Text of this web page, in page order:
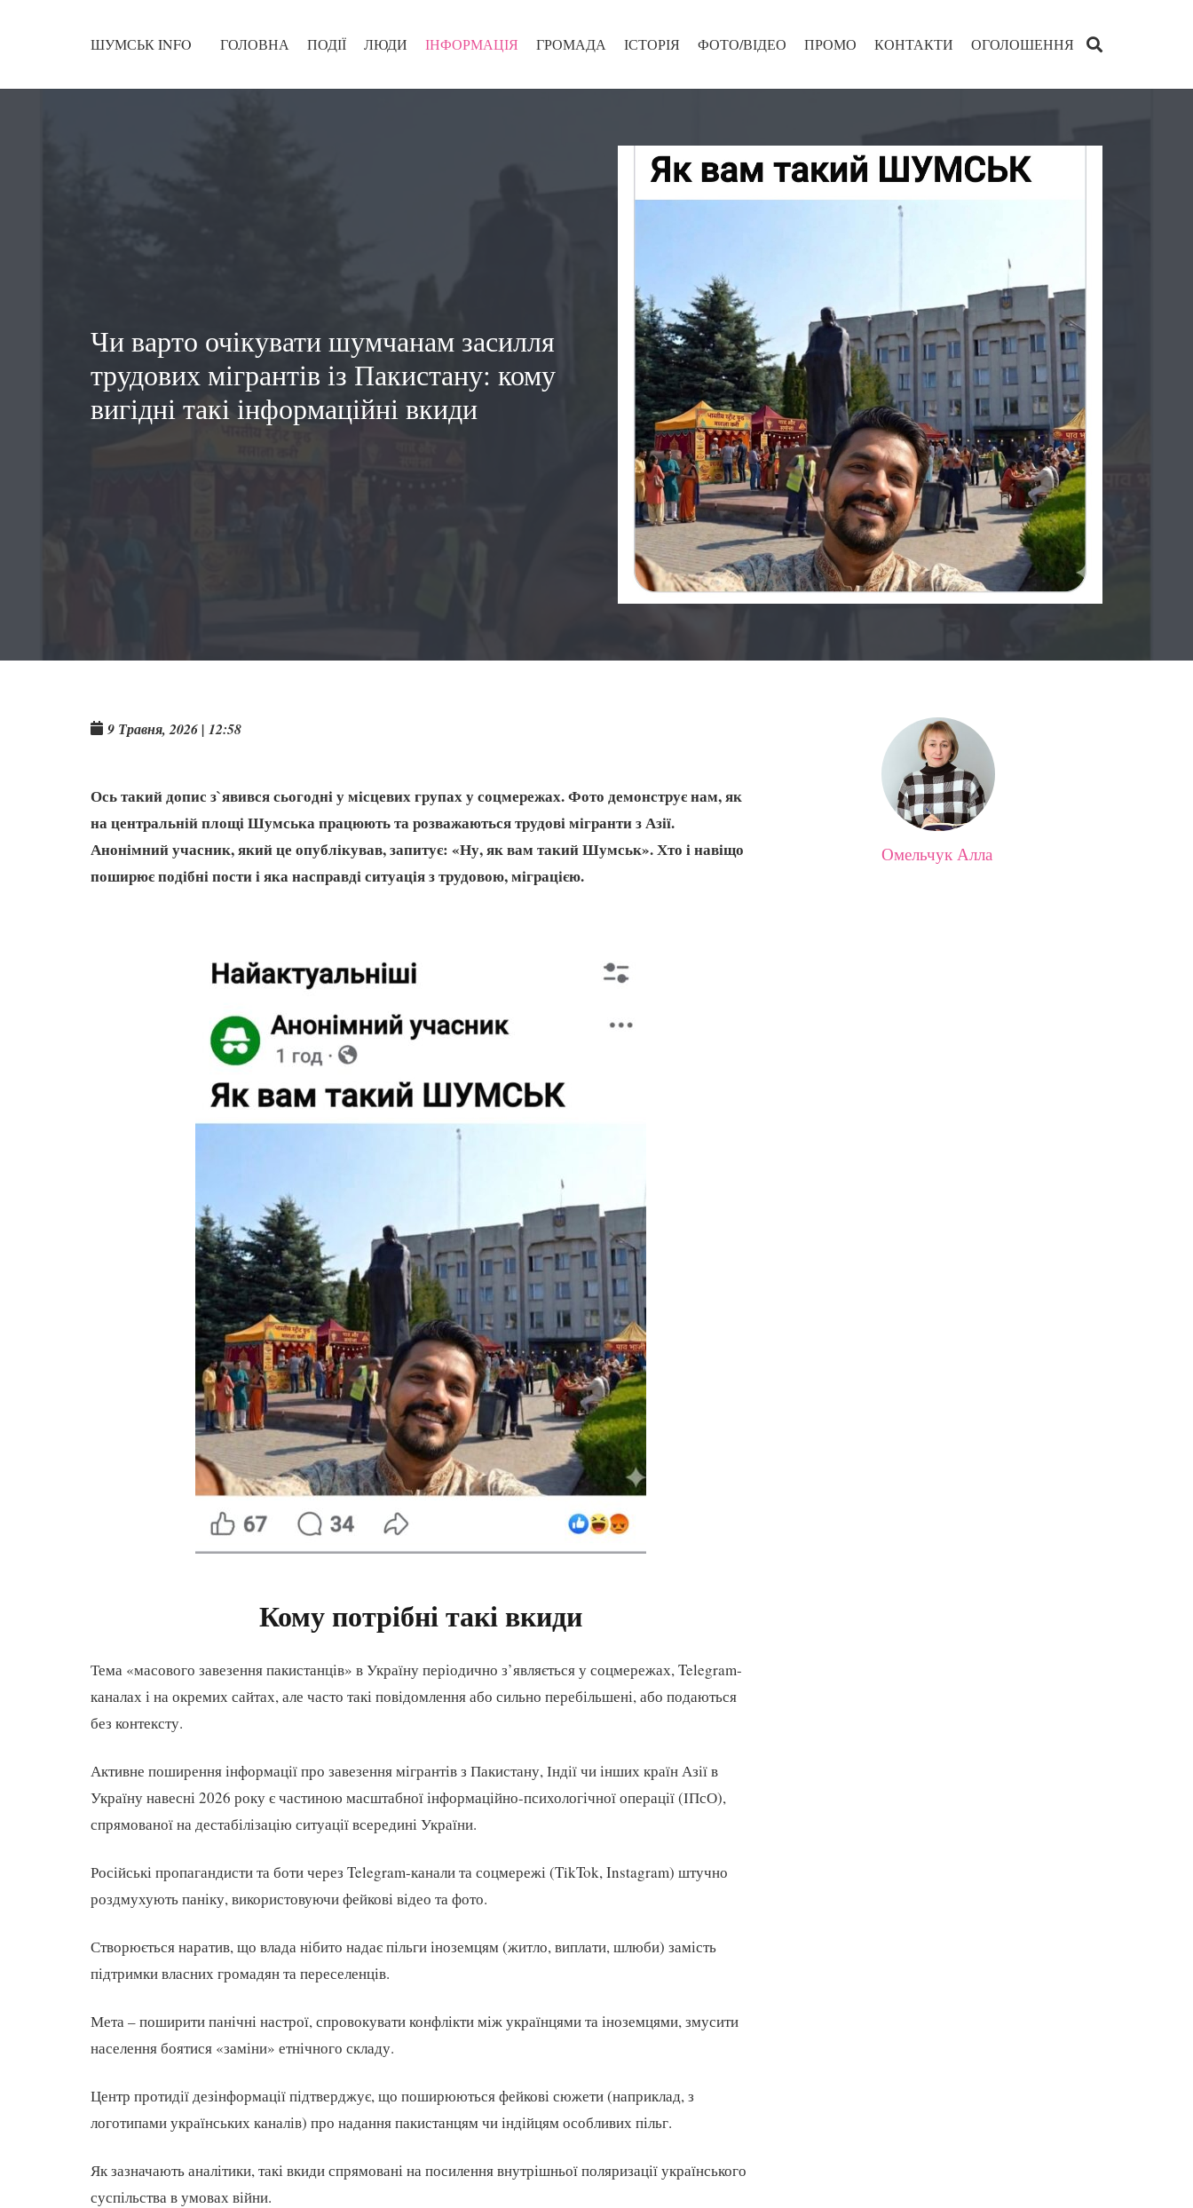
ШУМСЬК INFO ГОЛОВНА ПОДІЇ ЛЮДИ ІНФОРМАЦІЯ ГРОМАДА ІСТОРІЯ ФОТО/ВІДЕО ПРОМО КОНТАКТИ ОГОЛОШЕННЯ
Чи варто очікувати шумчанам засилля
трудових мігрантів із Пакистану: кому
вигідні такі інформаційні вкиди
9 Травня, 2026 | 12:58
Ось такий допис з`явився сьогодні у місцевих групах у соцмережах. Фото демонструє нам, як
на центральній площі Шумська працюють та розважаються трудові мігранти з Азії.
Анонімний учасник, який це опублікував, запитує: «Ну, як вам такий Шумськ». Хто і навіщо
поширює подібні пости і яка насправді ситуація з трудовою, міграцією.
Кому потрібні такі вкиди
Тема «масового завезення пакистанців» в Україну періодично з’являється у соцмережах, Telegram-
каналах і на окремих сайтах, але часто такі повідомлення або сильно перебільшені, або подаються
без контексту.
Активне поширення інформації про завезення мігрантів з Пакистану, Індії чи інших країн Азії в
Україну навесні 2026 року є частиною масштабної інформаційно-психологічної операції (ІПсО),
спрямованої на дестабілізацію ситуації всередині України.
Російські пропагандисти та боти через Telegram-канали та соцмережі (TikTok, Instagram) штучно
роздмухують паніку, використовуючи фейкові відео та фото.
Створюється наратив, що влада нібито надає пільги іноземцям (житло, виплати, шлюби) замість
підтримки власних громадян та переселенців.
Мета – поширити панічні настрої, спровокувати конфлікти між українцями та іноземцями, змусити
населення боятися «заміни» етнічного складу.
Центр протидії дезінформації підтверджує, що поширюються фейкові сюжети (наприклад, з
логотипами українських каналів) про надання пакистанцям чи індійцям особливих пільг.
Як зазначають аналітики, такі вкиди спрямовані на посилення внутрішньої поляризації українського
суспільства в умовах війни.
Омельчук Алла